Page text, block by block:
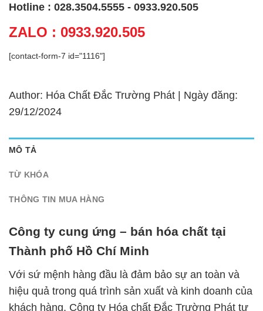
Hotline : 028.3504.5555 - 0933.920.505
ZALO : 0933.920.505
[contact-form-7 id="1116"]
Author: Hóa Chất Đắc Trường Phát | Ngày đăng:
29/12/2024
MÔ TẢ
TỪ KHÓA
THÔNG TIN MUA HÀNG
Công ty cung ứng – bán hóa chất tại
Thành phố Hồ Chí Minh
Với sứ mệnh hàng đầu là đảm bảo sự an toàn và
hiệu quả trong quá trình sản xuất và kinh doanh của
khách hàng, Công ty Hóa chất Đắc Trường Phát tự